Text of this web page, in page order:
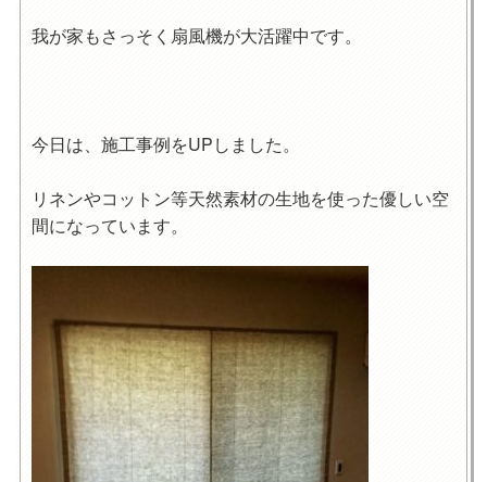
我が家もさっそく扇風機が大活躍中です。
今日は、施工事例をUPしました。
リネンやコットン等天然素材の生地を使った優しい空
間になっています。